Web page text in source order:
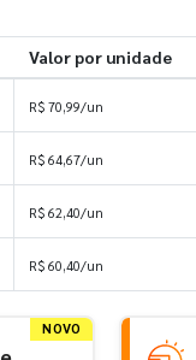
Valor por unidade
R$ 70,99/un
R$ 64,67/un
R$ 62,40/un
R$ 60,40/un
NOVO